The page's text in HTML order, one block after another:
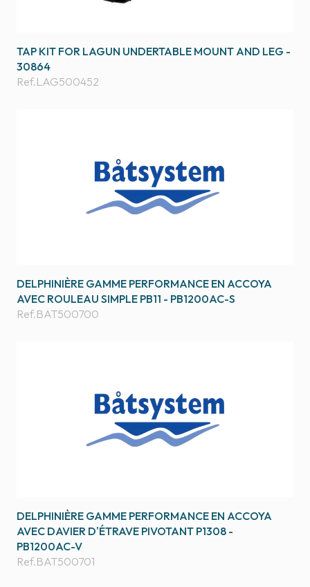
TAP KIT FOR LAGUN UNDERTABLE MOUNT AND LEG -
30864
Ref.LAG500452
DELPHINIÈRE GAMME PERFORMANCE EN ACCOYA
AVEC ROULEAU SIMPLE PB11 - PB1200AC-S
Ref.BAT500700
DELPHINIÈRE GAMME PERFORMANCE EN ACCOYA
AVEC DAVIER D'ÉTRAVE PIVOTANT P1308 -
PB1200AC-V
Ref.BAT500701